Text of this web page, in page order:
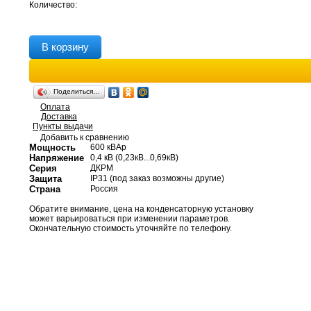
Количество:
В корзину
Поделиться…
Оплата
Доставка
Пункты выдачи
Добавить к сравнению
Мощность 600 кВАр
Напряжение 0,4 кВ (0,23кВ...0,69кВ)
Серия ДКРМ
Защита IP31 (под заказ возможны другие)
Страна Россия
Обратите внимание, цена на конденсаторную установку
может варьироваться при изменении параметров.
Окончательную стоимость уточняйте по телефону.